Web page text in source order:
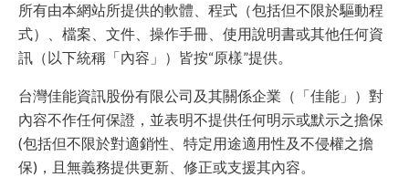
所有由本網站所提供的軟體、程式（包括但不限於驅動程
式）、檔案、文件、操作手冊、使用說明書或其他任何資
訊（以下統稱「內容」）皆按“原樣”提供。
台灣佳能資訊股份有限公司及其關係企業（「佳能」）對
內容不作任何保證，並表明不提供任何明示或默示之擔保
(包括但不限於對適銷性、特定用途適用性及不侵權之擔
保)，且無義務提供更新、修正或支援其內容。